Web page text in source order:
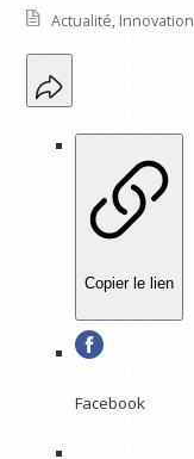
Actualité, Innovation
Copier le lien
Facebook